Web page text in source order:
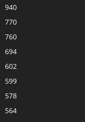
940
770
760
694
602
599
578
564